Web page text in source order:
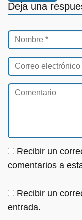
Deja una
Recibir un
comentarios a
Recibir un
entrada.